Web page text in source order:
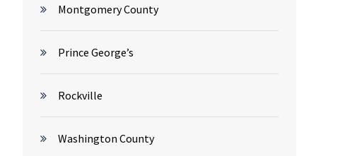
Montgomery County
Prince George’s
Rockville
Washington County